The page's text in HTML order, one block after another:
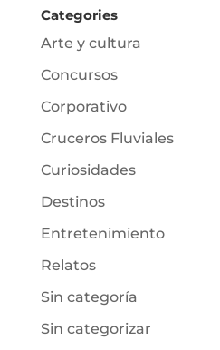
Categories
Arte y cultura
Concursos
Corporativo
Cruceros Fluviales
Curiosidades
Destinos
Entretenimiento
Relatos
Sin categoría
Sin categorizar